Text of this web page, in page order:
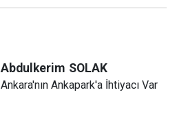
Abdulkerim SOLAK
Ankara'nın Ankapark'a İhtiyacı Var